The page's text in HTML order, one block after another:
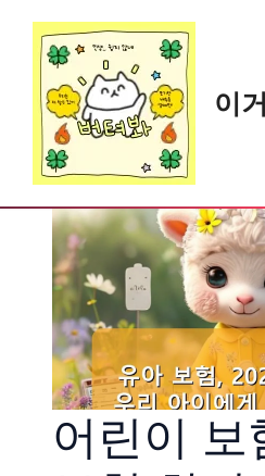
content
이
어린이 보